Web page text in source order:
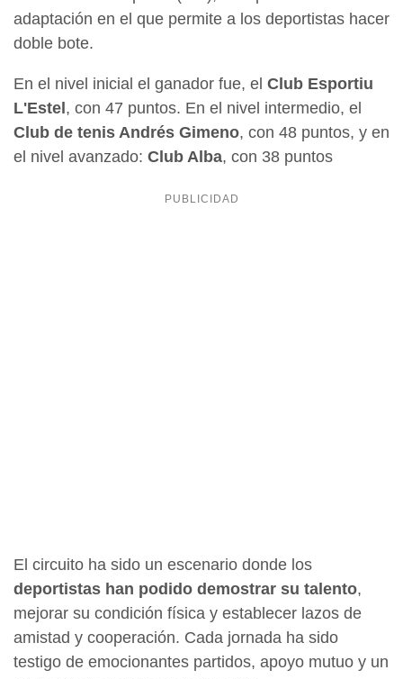
adaptación en el que permite a los deportistas hacer
doble bote.
En el nivel inicial el ganador fue, el Club Esportiu
L'Estel , con 47 puntos. En el nivel intermedio, el
Club de tenis Andrés Gimeno, con 48 puntos, y en
el nivel avanzado: Club Alba, con 38 puntos
El circuito ha sido un escenario donde los
deportistas han podido demostrar su talento,
mejorar su condición física y establecer lazos de
amistad y cooperación. Cada jornada ha sido
testigo de emocionantes partidos, apoyo mutuo y un